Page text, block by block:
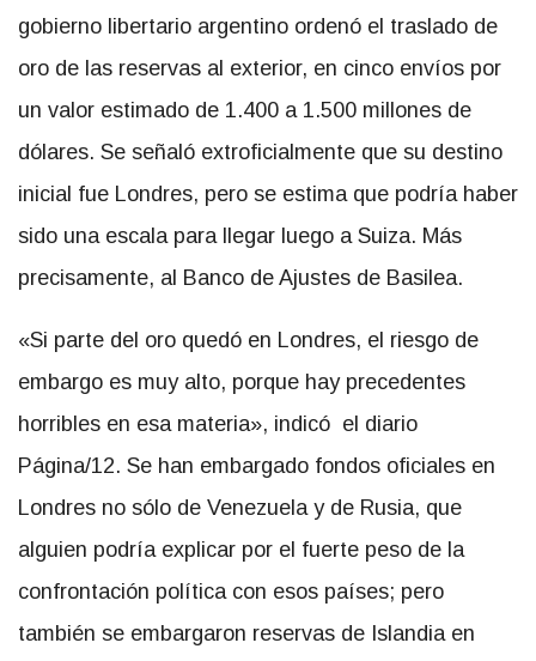
gobierno libertario argentino ordenó el traslado de
oro de las reservas al exterior, en cinco envíos por
un valor estimado de 1.400 a 1.500 millones de
dólares. Se señaló extroficialmente que su destino
inicial fue Londres, pero se estima que podría haber
sido una escala para llegar luego a Suiza. Más
precisamente, al Banco de Ajustes de Basilea.
«Si parte del oro quedó en Londres, el riesgo de
embargo es muy alto, porque hay precedentes
horribles en esa materia», indicó el diario
Página/12. Se han embargado fondos oficiales en
Londres no sólo de Venezuela y de Rusia, que
alguien podría explicar por el fuerte peso de la
confrontación política con esos países; pero
también se embargaron reservas de Islandia en